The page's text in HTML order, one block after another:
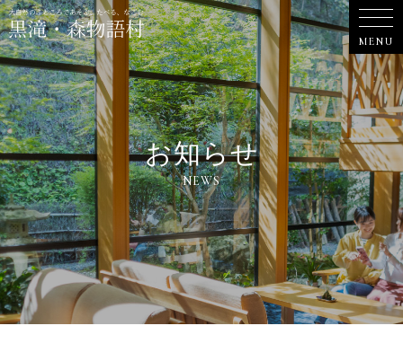
お知らせ
NEWS